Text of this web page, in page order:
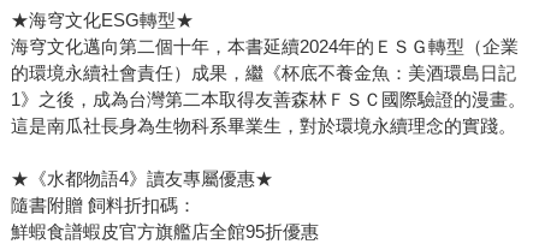
★海穹文化ESG轉型★
海穹文化邁向第二個十年，本書延續2024年的ＥＳＧ轉型（企業
的環境永續社會責任）成果，繼《杯底不養金魚：美酒環島日記
1》之後，成為台灣第二本取得友善森林ＦＳＣ國際驗證的漫畫。
這是南瓜社長身為生物科系畢業生，對於環境永續理念的實踐。
★《水都物語4》讀友專屬優惠★
隨書附贈 飼料折扣碼：
鮮蝦食譜蝦皮官方旗艦店全館95折優惠